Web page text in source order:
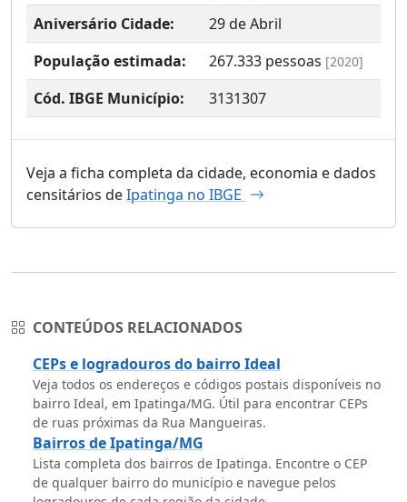
Aniversário Cidade:
29 de Abril
População estimada:
267.333 pessoas [2020]
Cód. IBGE Município: 3131307
Veja a ficha completa da cidade, economia e dados
censitários deIpatinga no IBGE
CONTEÚDOS RELACIONADOS
CEPs e logradouros do bairro Ideal
Veja todos os endereços e códigos postais disponíveis no
bairro Ideal, em Ipatinga/MG. Útil para encontrar CEPs
de ruas próximas da Rua Mangueiras.
Bairros de Ipatinga/MG
Lista completa dos bairros de Ipatinga. Encontre o CEP
de qualquer bairro do município e navegue pelos